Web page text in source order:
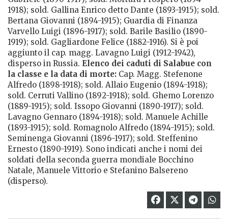
1918); sold. Gallina Enrico detto Dante (1893-1915); sold.
Bertana Giovanni (1894-1915); Guardia di Finanza
Varvello Luigi (1896-1917); sold. Barile Basilio (1890-
1919); sold. Gagliardone Felice (1882-1916). Si è poi
aggiunto il cap. magg. Lavagno Luigi (1912-1942),
disperso in Russia. Elenco dei caduti di Salabue con
la classe e la data di morte: Cap. Magg. Stefenone
Alfredo (1898-1918); sold. Allaio Eugenio (1894-1918);
sold. Cerruti Vallino (1892-1918); sold. Ghemo Lorenzo
(1889-1915); sold. Issopo Giovanni (1890-1917); sold.
Lavagno Gennaro (1894-1918); sold. Manuele Achille
(1893-1915); sold. Romagnolo Alfredo (1894-1915); sold.
Seminenga Giovanni (1896-1917); sold. Steffenino
Ernesto (1890-1919). Sono indicati anche i nomi dei
soldati della seconda guerra mondiale Bocchino
Natale, Manuele Vittorio e Stefanino Balsereno
(disperso).